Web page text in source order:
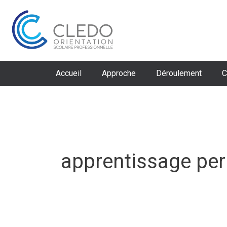
contenu
Accueil Approche Déroulement
apprentissage